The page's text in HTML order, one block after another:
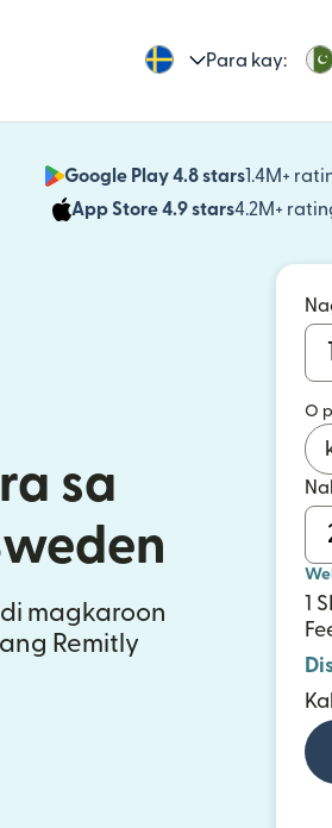
Para kay:
Google Play 4.8 stars1.4M+
App Store 4.9 stars4.2M+
sa
magkaroon
Remitly
O
1